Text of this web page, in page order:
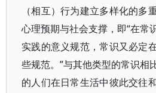
（相互）行为建立多样化的多
心理预期与社会支撑，即“在常
实践的意义规范，常识又必定
些规范。”与其他类型的常识相
的人们在日常生活中彼此交往